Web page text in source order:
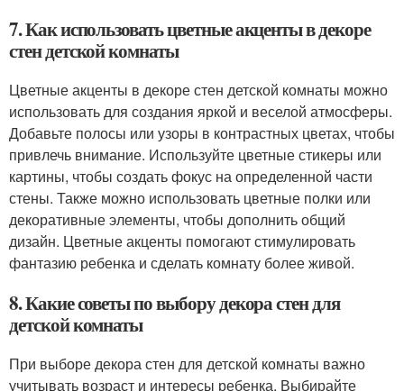
7. Как использовать цветные акценты в декоре
стен детской комнаты
Цветные акценты в декоре стен детской комнаты можно
использовать для создания яркой и веселой атмосферы.
Добавьте полосы или узоры в контрастных цветах, чтобы
привлечь внимание. Используйте цветные стикеры или
картины, чтобы создать фокус на определенной части
стены. Также можно использовать цветные полки или
декоративные элементы, чтобы дополнить общий
дизайн. Цветные акценты помогают стимулировать
фантазию ребенка и сделать комнату более живой.
8. Какие советы по выбору декора стен для
детской комнаты
При выборе декора стен для детской комнаты важно
учитывать возраст и интересы ребенка. Выбирайте